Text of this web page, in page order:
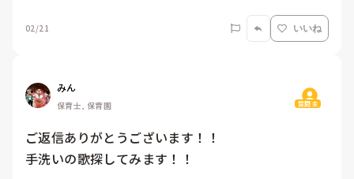
02/21 いいね
みん
保育士, 保育園 質問主
ご返信ありがとうございます！！
手洗いの歌探してみます！！